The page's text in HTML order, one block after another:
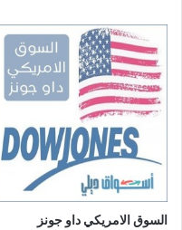
السوق الامريكي داو جونز